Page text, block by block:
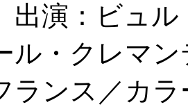
演：ビュル
ル・クレマン
ランス／カ